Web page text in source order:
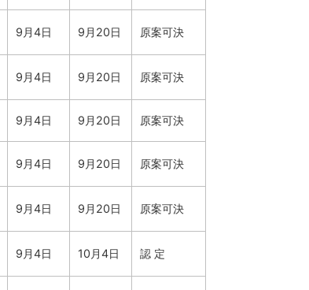
9月4日 9月20日 原案可決
9月4日 9月20日 原案可決
9月4日 9月20日 原案可決
9月4日 9月20日 原案可決
9月4日 9月20日 原案可決
9月4日 10月4日 認 定